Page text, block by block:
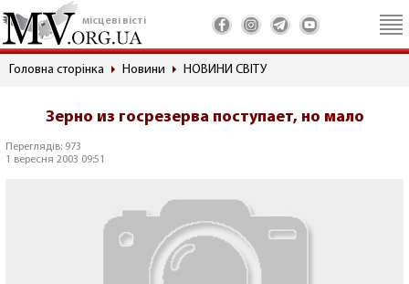
місцеві вісті
Головна сторінка Новини НОВИНИ СВІТУ
Зерно из госрезерва поступает, но мало
Переглядів: 973
1 вересня 2003 09:51